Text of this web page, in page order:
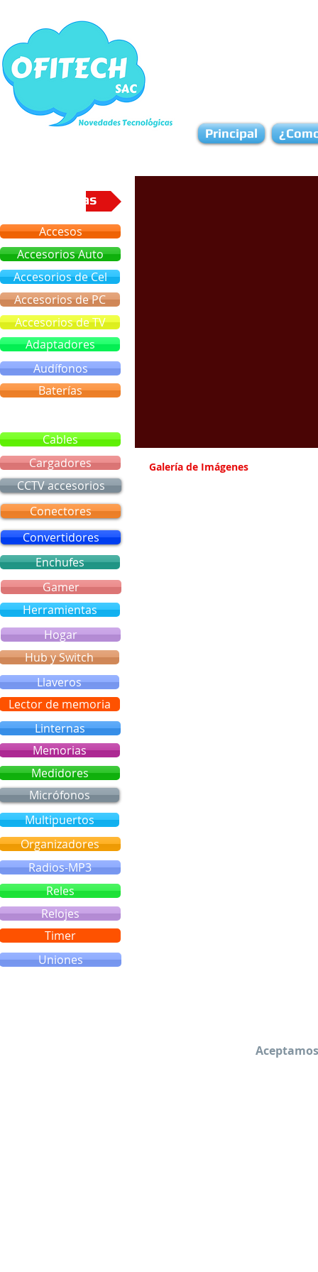
Galería de Imágenes
Categorias
Accesorios de PC
Accesorios de TV
Audífonos
Cables
Adaptadores
Accesorios de Cel
Baterías
Cargadores
Accesorios Auto
Accesos
Principal
Convertidores
CCTV accesorios
Enchufes
Conectores
Gamer
Herramientas
Hogar
Hub y Switch
Llaveros
Lector de memoria
Linternas
Memorias
Medidores
Micrófonos
Multipuertos
Organizadores
Radios-MP3
Reles
Relojes
Timer
Uniones